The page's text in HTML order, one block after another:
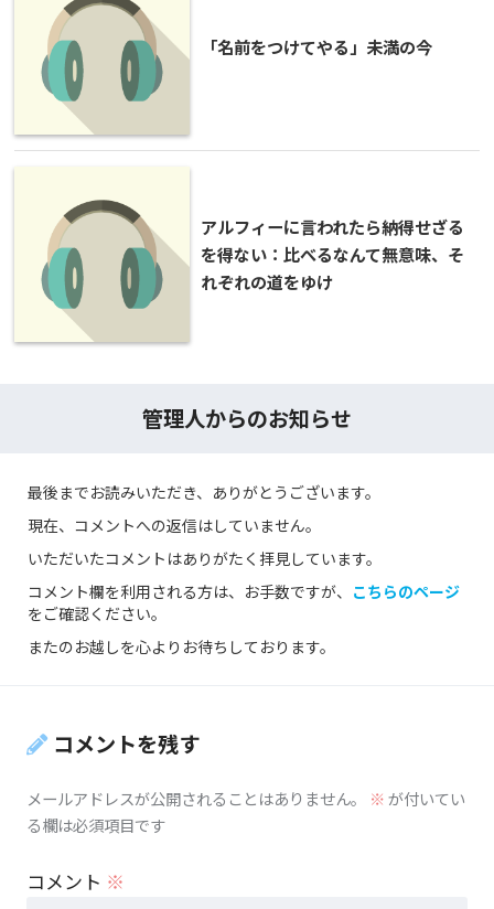
「名前をつけてやる」未満の今
アルフィーに言われたら納得せざる
を得ない：比べるなんて無意味、そ
れぞれの道をゆけ
管理人からのお知らせ
最後までお読みいただき、ありがとうございます。
現在、コメントへの返信はしていません。
いただいたコメントはありがたく拝見しています。
コメント欄を利用される方は、お手数ですが、 こちらのページ
をご確認ください。
またのお越しを心よりお待ちしております。
コメントを残す
メールアドレスが公開されることはありません。 ※が付いてい
る欄は必須項目です
コメント ※